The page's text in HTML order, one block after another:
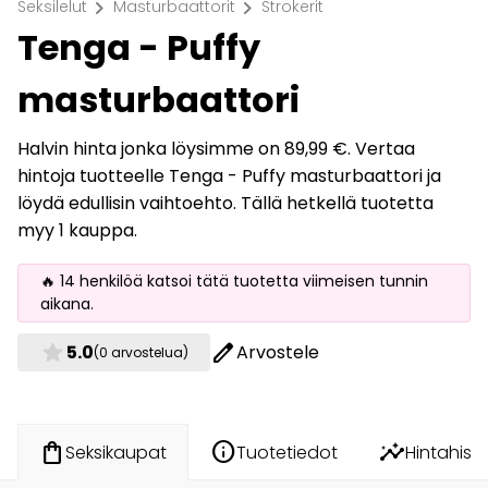
Seksilelut chevron_right Masturbaattorit chevron_right Strokerit
Tenga - Puffy
masturbaattori
Halvin hinta jonka löysimme on 89,99 €. Vertaa
hintoja tuotteelle Tenga - Puffy masturbaattori ja
löydä edullisin vaihtoehto. Tällä hetkellä tuotetta
myy 1 kauppa.
🔥 14 henkilöä katsoi tätä tuotetta viimeisen tunnin
aikana.
star 5.0(0 arvostelua) editArvostele
shopping_bagSeksikaupat infoTuotetiedot insights